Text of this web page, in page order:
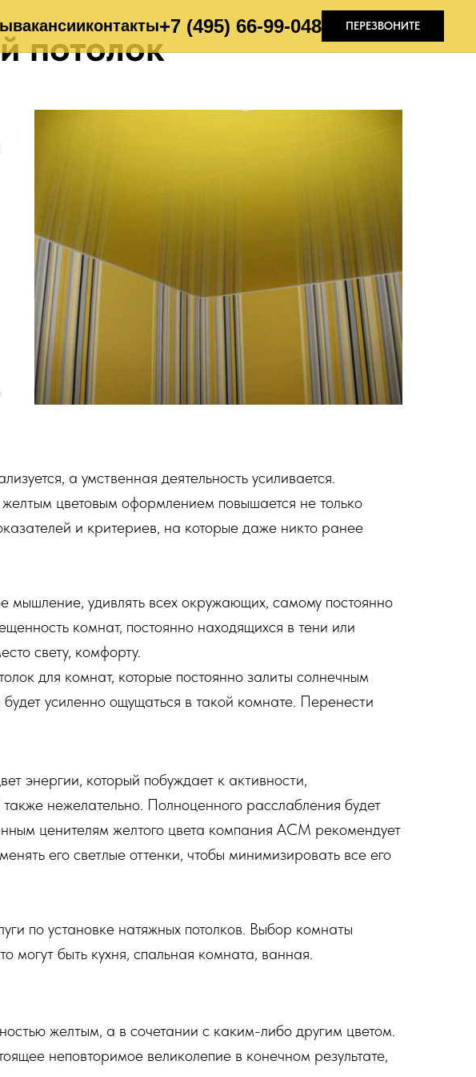
вакансииконтакты+7 (495) 66-99-048 ПЕРЕЗВОНИТЕ
потолок
а умственная деятельность усиливается.
цветовым оформлением повышается не только
и критериев, на которые даже никто ранее
мышление, удивлять всех окружающих, самому постоянно
комнат, постоянно находящихся в тени или
свету, комфорту.
для комнат, которые постоянно залиты солнечным
усиленно ощущаться в такой комнате. Перенести
энергии, который побуждает к активности,
также нежелательно. Полноценного расслабления будет
ценителям желтого цвета компания АСМ рекомендует
его светлые оттенки, чтобы минимизировать все его
по установке натяжных потолков. Выбор комнаты
могут быть кухня, спальная комната, ванная.
желтым, а в сочетании с каким-либо другим цветом.
неповторимое великолепие в конечном результате,